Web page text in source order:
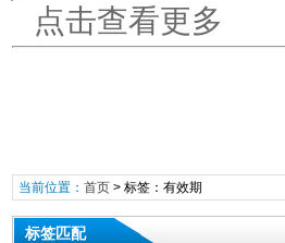
点击查看更多
当前位置： 首页> 标签：有效期
标签匹配